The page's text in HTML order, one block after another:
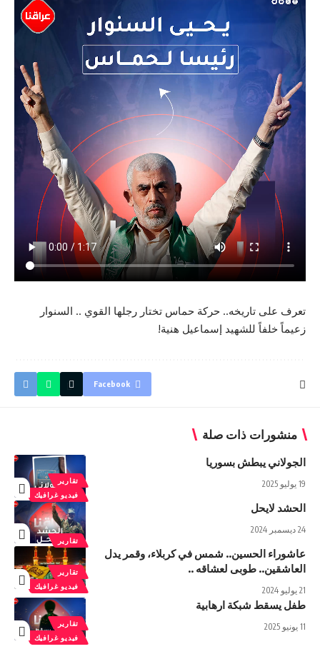
تعرف على تاريخه.. حركة حماس تختار رجلها القوي .. السنوار
زعيماً خلفاً للشهيد إسماعيل هنية!
Facebook
منشورات ذات صلة
تقارير
فيديو غرافيك
الجولاني يبطش بسوريا
19 يوليو 2025
تقارير
الحشد لايحل
24 ديسمبر 2024
تقارير
فيديو غرافيك
عاشوراء الحسين.. شمس في كربلاء، وقمر يدل
العاشقين.. طوبى لعشاقه ..
21 يوليو 2024
تقارير
فيديو غرافيك
طفل يسقط شبكة ارهابية
11 يونيو 2025